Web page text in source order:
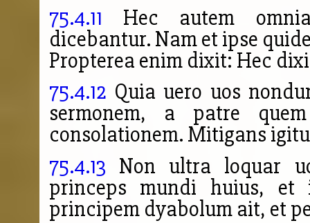
75.4.11 Hec autem
dicebantur. Nam et ipse
Propterea enim dixit: Hec
75.4.12 Quia uero uos
sermonem, a patre
consolationem. Mitigans
75.4.13 Non ultra loquar
princeps mundi huius,
principem dyabolum ait, et